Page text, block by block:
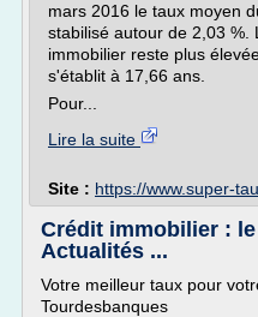
mars 2016 le taux moyen
stabilisé autour de 2,03
immobilier reste plus
s'établit à 17,66 ans.
Pour...
Lire la suite
Site : https://www.super-
Crédit immobilier :
Actualités ...
Votre meilleur taux pour
Tourdesbanques